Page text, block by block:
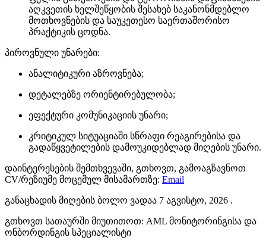
აღკვეთის ხელშეწყობის შესახებ საკანონმდებლო
მოთხოვნების და საუკეთესო საერთაშორისო
პრაქტიკის ცოდნა.
პიროვნული უნარები:
ანალიტიკური აზროვნება;
დეტალებზე ორიენტირებულობა;
ეფექტური კომუნიკაციის უნარი;
კრიტიკულ სიტუაციაში სწრაფი რეაგირებისა და
გადაწყვეტილების დამოუკიდებლად მიღების უნარი.
დაინტერესების შემთხვევაში, გთხოვთ, გამოაგზავნოთ
CV/რეზიუმე მოცემულ მისამართზე: Email
განაცხადის მიღების ბოლო ვადაა 7 აგვისტო, 2026 .
გთხოვთ სათაურში მიუთითოთ: AML მონიტორინგისა და
ონბორდინგის სპეციალისტი